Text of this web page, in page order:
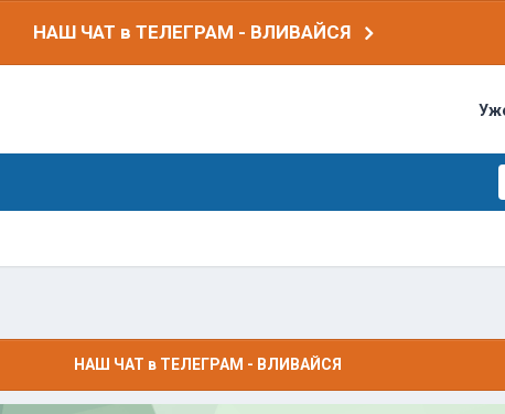
НАШ ЧАТ в ТЕЛЕГРАМ - ВЛИВАЙСЯ
НАШ ЧАТ в ТЕЛЕГРАМ - ВЛИВАЙСЯ